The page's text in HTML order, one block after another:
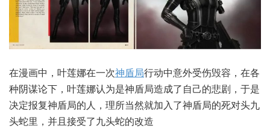
在漫画中，叶莲娜在一次神盾局行动中意外受伤毁容，在各
种阴谋论下，叶莲娜认为是神盾局造成了自己的悲剧，于是
决定报复神盾局的人，理所当然就加入了神盾局的死对头九
头蛇里，并且接受了九头蛇的改造